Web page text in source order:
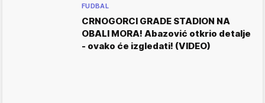
FUDBAL
CRNOGORCI GRADE STADION NA
OBALI MORA! Abazović otkrio detalje
- ovako će izgledati! (VIDEO)